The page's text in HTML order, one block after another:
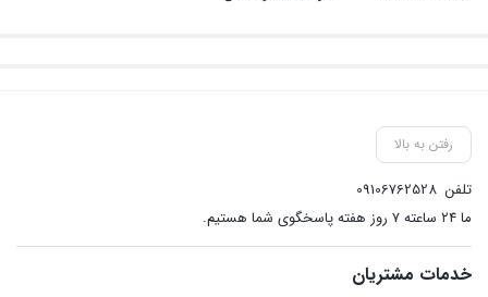
رفتن به بالا
تلفن 09106762528
ما ۲۴ ساعته ۷ روز هفته پاسخگوی شما هستیم.
خدمات مشتریان